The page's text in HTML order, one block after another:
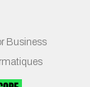
Business